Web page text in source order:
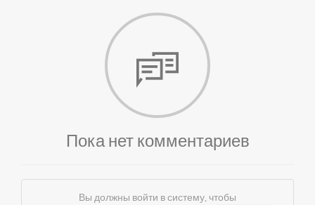
Пока нет комментариев
Вы должны войти в систему, чтобы